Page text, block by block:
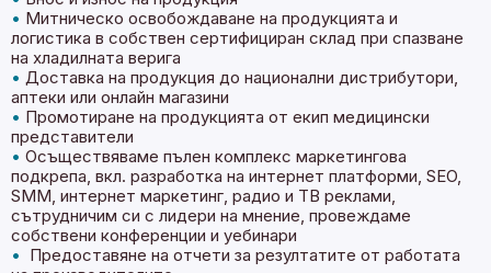
•‎ Митническо освобождаване на продукцията и
логистика в собствен сертифициран склад при спазване
на хладилната верига
•‎ Доставка на продукция до национални дистрибутори,
аптеки или онлайн магазини
•‎ Промотиране на продукцията от екип медицински
представители
•‎ Осъществяваме пълен комплекс маркетингова
подкрепа, вкл. разработка на интернет платформи, SEO,
SMM, интернет маркетинг, радио и ТВ реклами,
сътрудничим си с лидери на мнение, провеждаме
собствени конференции и уебинари
•‎ Предоставяне на отчети за резултатите от работата